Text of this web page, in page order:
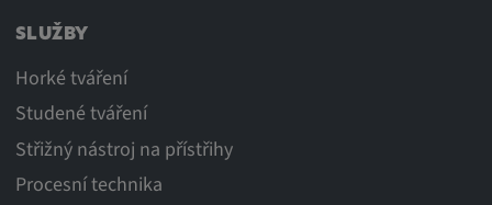
SLUŽBY
Horké tváření
Studené tváření
Střižný nástroj na přístřihy
Procesní technika